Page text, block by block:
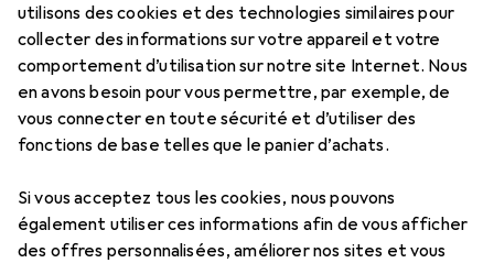
utilisons des cookies et des technologies similaires pour
collecter des informations sur votre appareil et votre
comportement d’utilisation sur notre site Internet. Nous
en avons besoin pour vous permettre, par exemple, de
vous connecter en toute sécurité et d’utiliser des
fonctions de base telles que le panier d’achats.
Si vous acceptez tous les cookies, nous pouvons
également utiliser ces informations afin de vous afficher
des offres personnalisées, améliorer nos sites et vous
ProduitsForum